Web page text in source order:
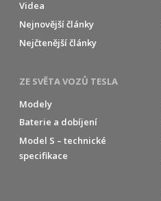
Videa
Nejnovější články
Nejčtenější články
ZE SVĚTA VOZŮ TESLA
Modely
Baterie a dobíjení
Model S – technické
specifikace